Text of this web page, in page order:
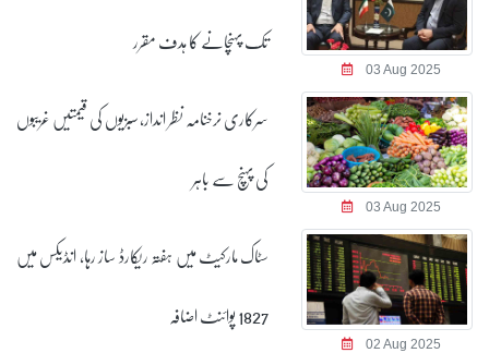
03 Aug 2025
تک پہنچانے کا ہدف مقرر
03 Aug 2025
سرکاری نرخنامہ نظر انداز، سبزیوں کی قیمتیں غریبوں
کی پہنچ سے باہر
02 Aug 2025
سٹاک مارکیٹ میں ہفتہ ریکارڈ ساز رہا، انڈیکس میں
1827 پوائنٹ اضافہ